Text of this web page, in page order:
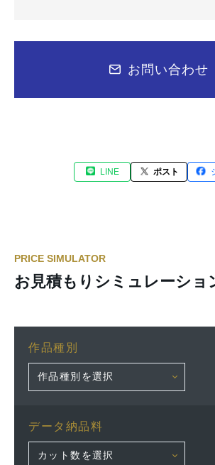
お問い合わせ
LINE ポスト
PRICE SIMULATOR
お見積もりシミュレーショ
作品種別
データ納品料